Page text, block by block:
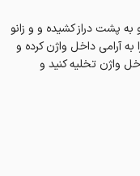
پشت دراز کشیده و و زانو
آرامی داخل واژن کرده و
واژن تخلیه کنید و